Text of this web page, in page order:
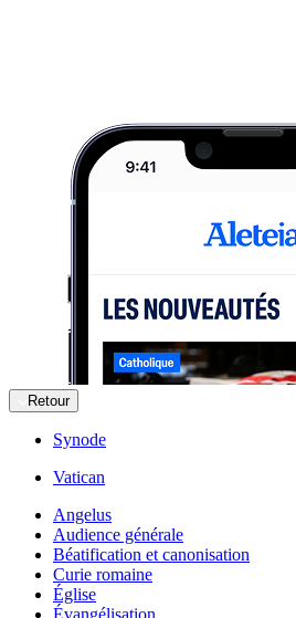
Retour
Synode
Vatican
Angelus
Audience générale
Béatification et canonisation
Curie romaine
Église
Évangélisation